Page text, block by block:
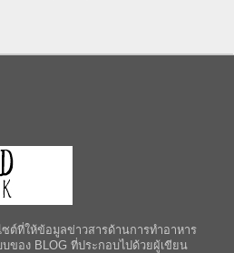
ซต์ที่ให้ข้อมูลข่าวสารด้านการทำอาหาร
ของ BLOG ที่ประกอบไปด้วยผู้เขียน